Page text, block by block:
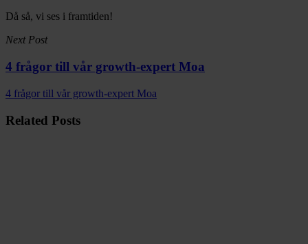
Då så, vi ses i framtiden!
Next Post
4 frågor till vår growth-expert Moa
4 frågor till vår growth-expert Moa
Related Posts